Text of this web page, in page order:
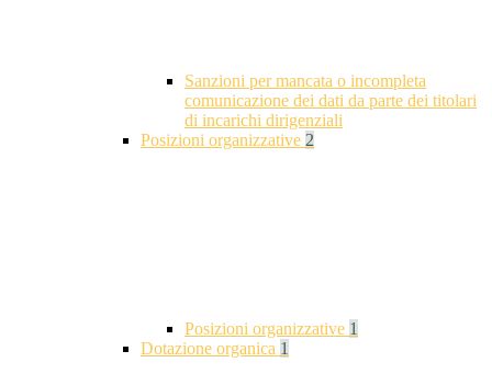
Sanzioni per mancata o incompleta
comunicazione dei dati da parte dei titolari
di incarichi dirigenziali
Posizioni organizzative 2
Posizioni organizzative 1
Dotazione organica 1